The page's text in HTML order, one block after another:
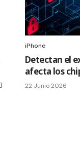
iPhone
Detectan el
afecta los
22 Junio 2026